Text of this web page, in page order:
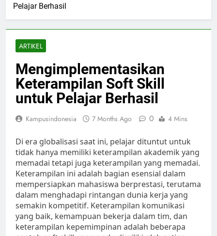
Pelajar Berhasil
ARTIKEL
Mengimplementasikan
Keterampilan Soft Skill
untuk Pelajar Berhasil
Kampusindonesia 7 Months Ago 0 4 Mins
Di era globalisasi saat ini, pelajar dituntut untuk
tidak hanya memiliki keterampilan akademik yang
memadai tetapi juga keterampilan yang memadai.
Keterampilan ini adalah bagian esensial dalam
mempersiapkan mahasiswa berprestasi, terutama
dalam menghadapi rintangan dunia kerja yang
semakin kompetitif. Keterampilan komunikasi
yang baik, kemampuan bekerja dalam tim, dan
keterampilan kepemimpinan adalah beberapa